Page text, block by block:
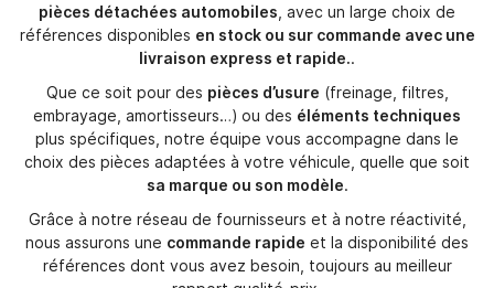
pièces détachées automobiles , avec un large choix de
références disponibles en stock ou sur commande avec une
livraison express et rapide..
Que ce soit pour des pièces d’usure (freinage, filtres,
embrayage, amortisseurs…) ou des éléments techniques
plus spécifiques, notre équipe vous accompagne dans le
choix des pièces adaptées à votre véhicule, quelle que soit
sa marque ou son modèle.
Grâce à notre réseau de fournisseurs et à notre réactivité,
nous assurons une commande rapide et la disponibilité des
références dont vous avez besoin, toujours au meilleur